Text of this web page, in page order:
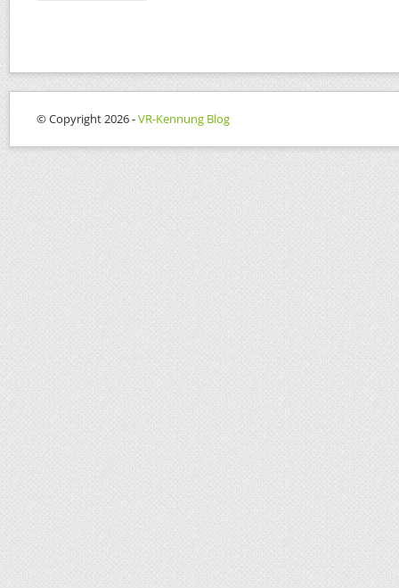
© Copyright 2026 -VR-Kennung Blog